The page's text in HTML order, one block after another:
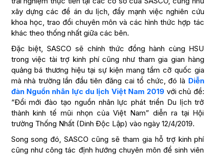
xây dựng các đề án du lịch, đẩy mạnh việc nghiên cứu
khoa học, trao đổi chuyên môn và các hình thức hợp tác
khác theo thống nhất giữa các bên.
Đặc biệt, SASCO sẽ chính thức đồng hành cùng HSU
trong việc tài trợ kinh phí cũng như tham gia gian hàng
quảng bá thương hiệu tại sự kiện mang tầm cỡ quốc gia
mà nhà trường lần đầu tiên đăng cai tổ chức, đó là Diễn
đàn Nguồn nhân lực du lịch Việt Nam 2019 với chủ đề:
“Đổi mới đào tạo nguồn nhân lực phát triển Du lịch trở
thành kinh tế mũi nhọn của Việt Nam” diễn ra tại Hội
trường Thống Nhất (Dinh Độc Lập) vào ngày 12/4/2019.
Song song đó, SASCO cũng sẽ tham gia hỗ trợ kinh phí
cũng như công tác định hướng chuyên môn để sinh viên